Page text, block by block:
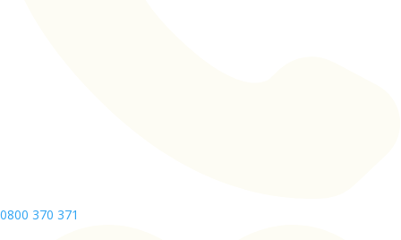
0800 370 371